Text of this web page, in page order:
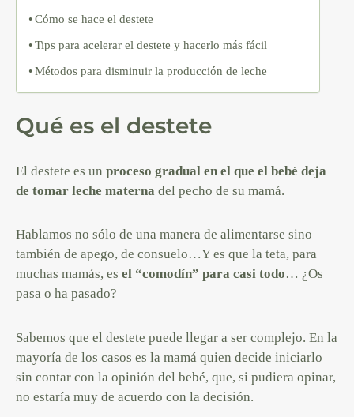
Cómo se hace el destete
Tips para acelerar el destete y hacerlo más fácil
Métodos para disminuir la producción de leche
Qué es el destete
El destete es un proceso gradual en el que el bebé deja
de tomar leche materna del pecho de su mamá.
Hablamos no sólo de una manera de alimentarse sino
también de apego, de consuelo…Y es que la teta, para
muchas mamás, es el “comodín” para casi todo… ¿Os
pasa o ha pasado?
Sabemos que el destete puede llegar a ser complejo. En la
mayoría de los casos es la mamá quien decide iniciarlo
sin contar con la opinión del bebé, que, si pudiera opinar,
no estaría muy de acuerdo con la decisión.